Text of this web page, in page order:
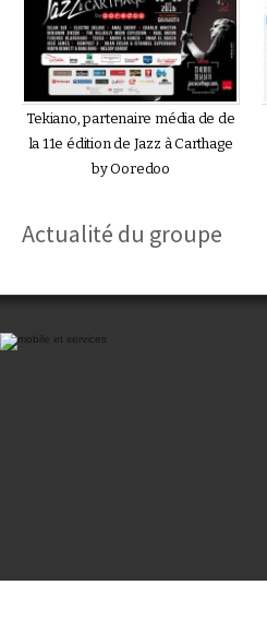
Tekiano, partenaire média de de
la 11e édition de Jazz à Carthage
by Ooredoo
Actualité du groupe